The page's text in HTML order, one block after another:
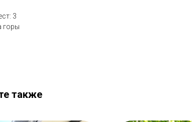
3
горы
также